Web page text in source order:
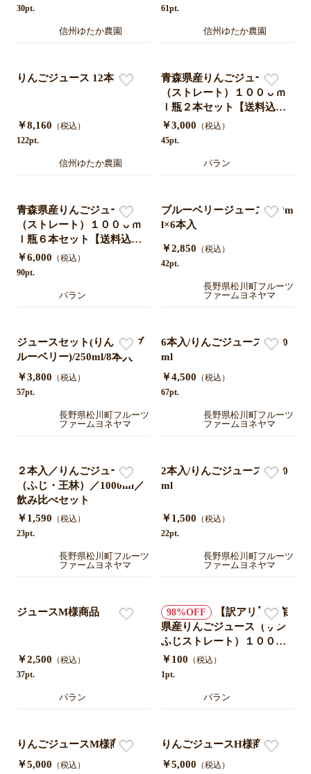
30pt.
信州ゆたか農園
61pt.
信州ゆたか農園
りんごジュース 12本入
￥8,160 （税込）
122pt.
信州ゆたか農園
青森県産りんごジュース
（ストレート）１０００ｍ
ｌ瓶２本セット【送料込
み】１月上旬より順次発送
￥3,000 （税込）
45pt.
パラン
青森県産りんごジュース
（ストレート）１０００ｍ
ｌ瓶６本セット【送料込
み】１月上旬より順次発送
￥6,000 （税込）
90pt.
パラン
ブルーベリージュース/250m
l×6本入
￥2,850 （税込）
42pt.
長野県松川町フルーツ
ファームヨネヤマ
ジュースセット(りんご&ブ
ルーベリー)/250ml/8本入
￥3,800 （税込）
57pt.
長野県松川町フルーツ
ファームヨネヤマ
6本入/りんごジュース/1000
ml
￥4,500 （税込）
67pt.
長野県松川町フルーツ
ファームヨネヤマ
２本入／りんごジュース
（ふじ・王林）／1000ml／
飲み比べセット
￥1,590 （税込）
23pt.
長野県松川町フルーツ
ファームヨネヤマ
2本入/りんごジュース/1000
ml
￥1,500 （税込）
22pt.
長野県松川町フルーツ
ファームヨネヤマ
ジュースM様商品
￥2,500 （税込）
37pt.
パラン
98
【訳アリ】青森
県産りんごジュース（サン
ふじストレート）１０００
ｍｌ瓶６本セット【賞味期
限2024年12月14日】送料の
￥100 （税込）
1pt.
パラン
りんごジュースM様商品
￥5,000 （税込）
りんごジュースH様商品
￥5,000 （税込）